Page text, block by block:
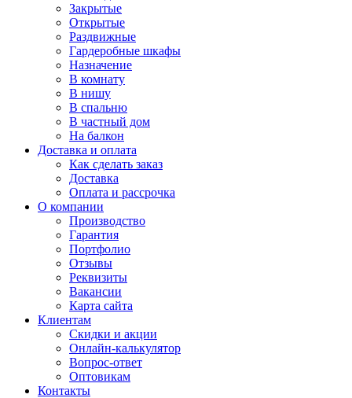
Закрытые
Открытые
Раздвижные
Гардеробные шкафы
Назначение
В комнату
В нишу
В спальню
В частный дом
На балкон
Доставка и оплата
Как сделать заказ
Доставка
Оплата и рассрочка
О компании
Производство
Гарантия
Портфолио
Отзывы
Реквизиты
Вакансии
Карта сайта
Клиентам
Скидки и акции
Онлайн-калькулятор
Вопрос-ответ
Оптовикам
Контакты